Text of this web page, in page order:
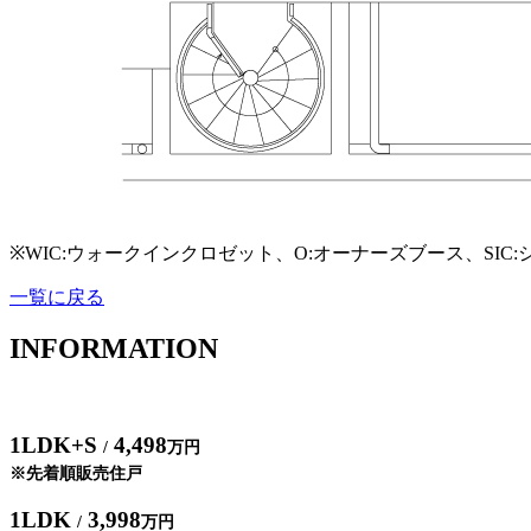
※WIC:ウォークインクロゼット、O:オーナーズブース、SIC:
一覧に戻る
INFORMATION
1LDK+S / 4,498万円
※先着順販売住戸
1LDK / 3,998万円